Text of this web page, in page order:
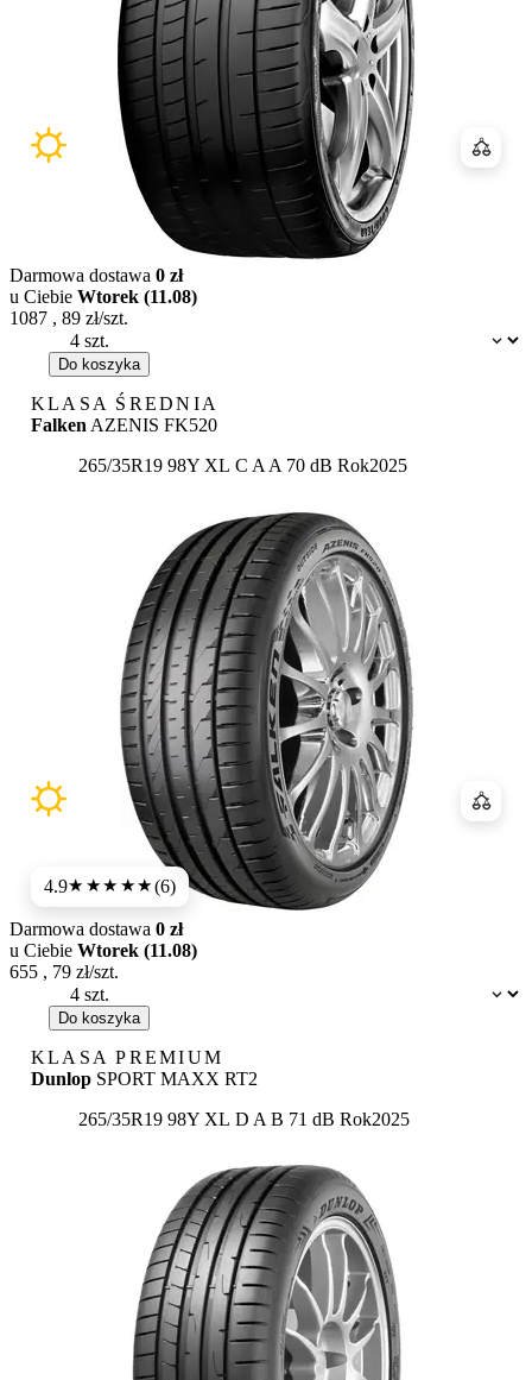
Dostępność:
Darmowa dostawa 0 zł
u Ciebie Wtorek (11.08)
1087 , 89 zł/szt.
Do koszyka
KLASA ŚREDNIA
Falken AZENIS FK520
265/35R19 98Y XL Etykieta:
C A A 70 dB Rok2025
4.9★★★★★(6)
Dostępność:
Darmowa dostawa 0 zł
u Ciebie Wtorek (11.08)
655 , 79 zł/szt.
Do koszyka
KLASA PREMIUM
Dunlop SPORT MAXX RT2
265/35R19 98Y XL Etykieta:
D A B 71 dB Rok2025